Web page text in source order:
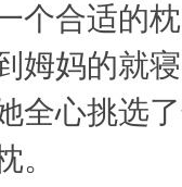
个合适的
姆妈的就
全心挑选
。